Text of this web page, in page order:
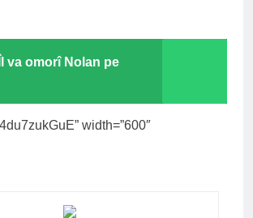
Îl va omorî Nolan pe
width=”600″